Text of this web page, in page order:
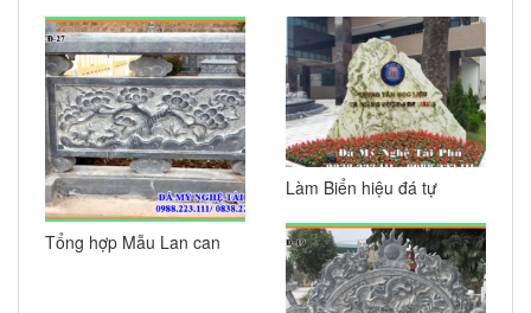
Tổng hợp Mẫu Lan can
Làm Biển hiệu đá tự
cấp